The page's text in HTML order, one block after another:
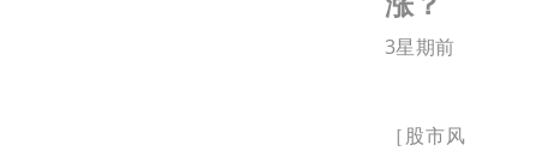
3星期前
［股市风